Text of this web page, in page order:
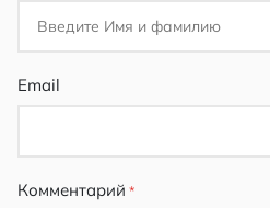
Email
Комментарий